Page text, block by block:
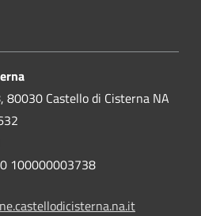
Castello di Cisterna NA
100000003738